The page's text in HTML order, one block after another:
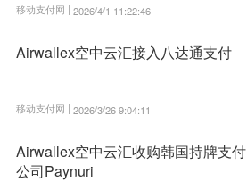
移动支付网 | 2026/4/1 11:22:46
Airwallex空中云汇接入八达通支付
移动支付网 | 2026/3/26 9:04:11
Airwallex空中云汇收购韩国持牌支付
公司Paynuri